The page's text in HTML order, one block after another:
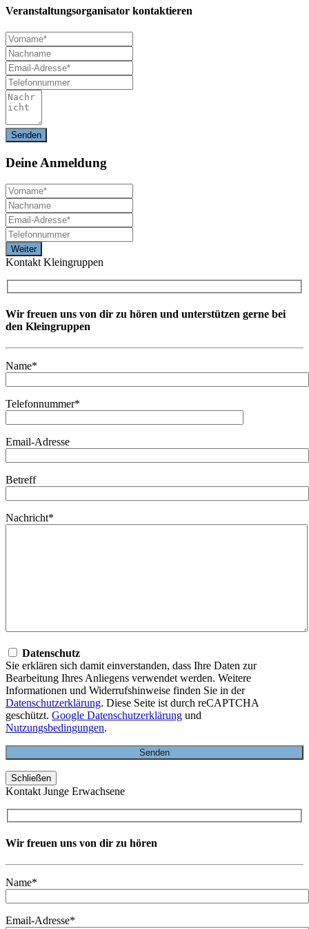
Veranstaltungsorganisator kontaktieren
Deine Anmeldung
Kontakt Kleingruppen
Wir freuen uns von dir zu hören und unterstützen gerne bei
den Kleingruppen
Name*
Telefonnummer*
Email-Adresse
Betreff
Nachricht*
Datenschutz
Sie erklären sich damit einverstanden, dass Ihre Daten zur
Bearbeitung Ihres Anliegens verwendet werden. Weitere
Informationen und Widerrufshinweise finden Sie in der
Datenschutzerklärung. Diese Seite ist durch reCAPTCHA
geschützt. Google Datenschutzerklärung und
Nutzungsbedingungen.
Schließen
Kontakt Junge Erwachsene
Wir freuen uns von dir zu hören
Name*
Email-Adresse*